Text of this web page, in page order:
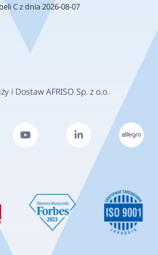
i Dostaw AFRISO Sp. z o.o.
C z dnia 2026-08-07